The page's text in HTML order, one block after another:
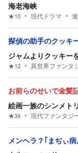
海老海峡
★10 現代ドラマ
探偵の助手のクッキ
ジャムよりクッキー
★12 異世界ファンタ
お前らのせいで金髪
絵画一族のシンメト
★34 現代ファンタジ
メンヘラ？｢まぢぃ